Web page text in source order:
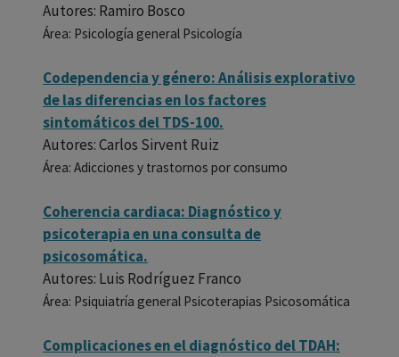
Autores: Ramiro Bosco
Área: Psicología general Psicología
Codependencia y género: Análisis explorativo
de las diferencias en los factores
sintomáticos del TDS-100.
Autores: Carlos Sirvent Ruiz
Área: Adicciones y trastornos por consumo
Coherencia cardiaca: Diagnóstico y
psicoterapia en una consulta de
psicosomática.
Autores: Luis Rodríguez Franco
Área: Psiquiatría general Psicoterapias Psicosomática
Complicaciones en el diagnóstico del TDAH: